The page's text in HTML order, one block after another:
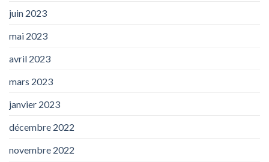
juin 2023
mai 2023
avril 2023
mars 2023
janvier 2023
décembre 2022
novembre 2022